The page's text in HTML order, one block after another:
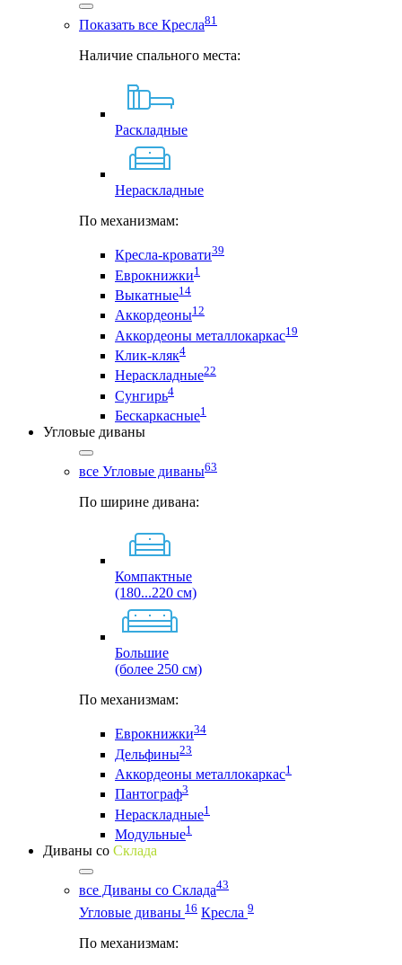
Показать все Кресла81
Наличие спального места:
Раскладные
Нераскладные
По механизмам:
Кресла-кровати39
Еврокнижки1
Выкатные14
Аккордеоны12
Аккордеоны металлокаркас19
Клик-кляк4
Нераскладные22
Сунгирь4
Бескаркасные1
Угловые диваны
все Угловые диваны63
По ширине дивана:
Компактные
(180...220 см)
Большие
(более 250 см)
По механизмам:
Еврокнижки34
Дельфины23
Аккордеоны металлокаркас1
Пантограф3
Нераскладные1
Модульные1
Диваны со Склада
все Диваны со Склада43
Угловые диваны 16 Кресла 9
По механизмам: